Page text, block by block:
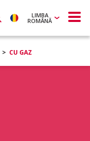
LIMBA
ROMÂNĂ
CU GAZ